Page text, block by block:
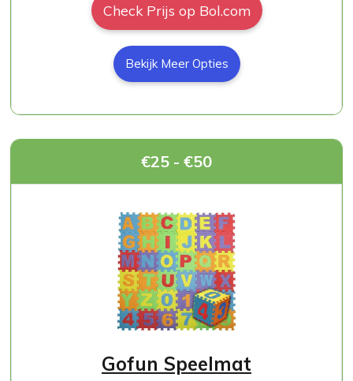
Check Prijs op Bol.com
Bekijk Meer Opties
€25 - €50
Gofun Speelmat